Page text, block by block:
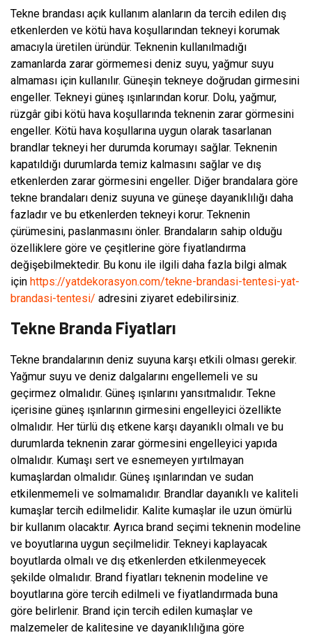
Tekne brandası açık kullanım alanların da tercih edilen dış
etkenlerden ve kötü hava koşullarından tekneyi korumak
amacıyla üretilen üründür. Teknenin kullanılmadığı
zamanlarda zarar görmemesi deniz suyu, yağmur suyu
almaması için kullanılır. Güneşin tekneye doğrudan girmesini
engeller. Tekneyi güneş ışınlarından korur. Dolu, yağmur,
rüzgâr gibi kötü hava koşullarında teknenin zarar görmesini
engeller. Kötü hava koşullarına uygun olarak tasarlanan
brandlar tekneyi her durumda korumayı sağlar. Teknenin
kapatıldığı durumlarda temiz kalmasını sağlar ve dış
etkenlerden zarar görmesini engeller. Diğer brandalara göre
tekne brandaları deniz suyuna ve güneşe dayanıklılığı daha
fazladır ve bu etkenlerden tekneyi korur. Teknenin
çürümesini, paslanmasını önler. Brandaların sahip olduğu
özelliklere göre ve çeşitlerine göre fiyatlandırma
değişebilmektedir. Bu konu ile ilgili daha fazla bilgi almak
için https://yatdekorasyon.com/tekne-brandasi-tentesi-yat-
brandasi-tentesi/ adresini ziyaret edebilirsiniz.
Tekne Branda Fiyatları
Tekne brandalarının deniz suyuna karşı etkili olması gerekir.
Yağmur suyu ve deniz dalgalarını engellemeli ve su
geçirmez olmalıdır. Güneş ışınlarını yansıtmalıdır. Tekne
içerisine güneş ışınlarının girmesini engelleyici özellikte
olmalıdır. Her türlü dış etkene karşı dayanıklı olmalı ve bu
durumlarda teknenin zarar görmesini engelleyici yapıda
olmalıdır. Kumaşı sert ve esnemeyen yırtılmayan
kumaşlardan olmalıdır. Güneş ışınlarından ve sudan
etkilenmemeli ve solmamalıdır. Brandlar dayanıklı ve kaliteli
kumaşlar tercih edilmelidir. Kalite kumaşlar ile uzun ömürlü
bir kullanım olacaktır. Ayrıca brand seçimi teknenin modeline
ve boyutlarına uygun seçilmelidir. Tekneyi kaplayacak
boyutlarda olmalı ve dış etkenlerden etkilenmeyecek
şekilde olmalıdır. Brand fiyatları teknenin modeline ve
boyutlarına göre tercih edilmeli ve fiyatlandırmada buna
göre belirlenir. Brand için tercih edilen kumaşlar ve
malzemeler de kalitesine ve dayanıklılığına göre